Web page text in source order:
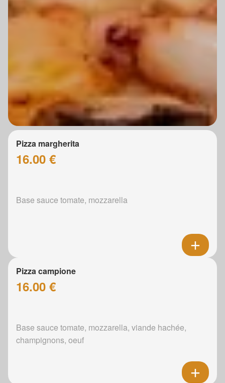
Pizza margherita
16.00 €
Base sauce tomate, mozzarella
Pizza campione
16.00 €
Base sauce tomate, mozzarella, viande hachée,
champignons, oeuf